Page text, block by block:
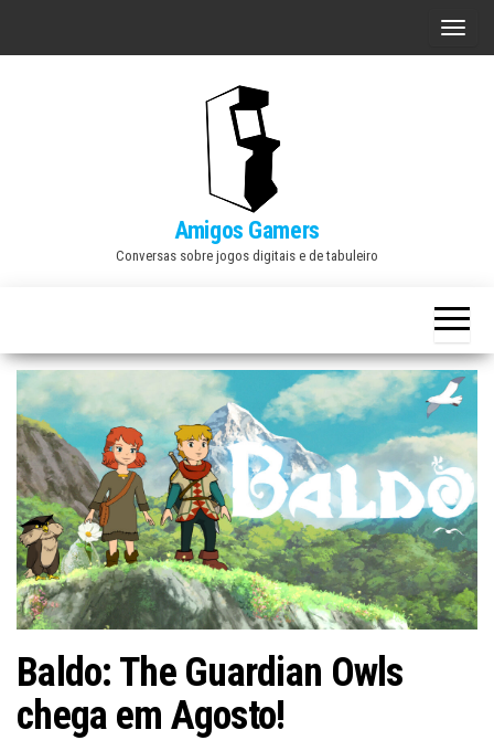
A
a
v
e
g
a
ç
ã
o
Amigos Gamers
Conversas sobre jogos digitais e de tabuleiro
Baldo: The Guardian Owls
chega em Agosto!